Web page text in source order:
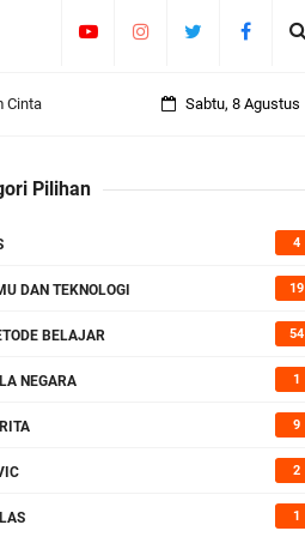
Sabtu, 8 Agustus
Pilihan
4
DAN TEKNOLOGI 19
BELAJAR 54
NEGARA 1
9
2
1